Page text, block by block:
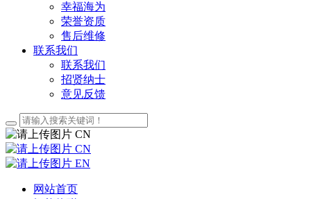
幸福海为
荣誉资质
售后维修
联系我们
联系我们
招贤纳士
意见反馈
CN
CN
EN
网站首页